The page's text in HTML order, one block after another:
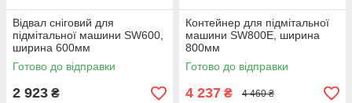
Відвал сніговий для
підмітальної машини SW600,
ширина 600мм
Готово до відправки
2 923 ₴
Контейнер для підмітальної
машини SW800E, ширина
800мм
Готово до відправки
4 237 ₴ 4 460 ₴